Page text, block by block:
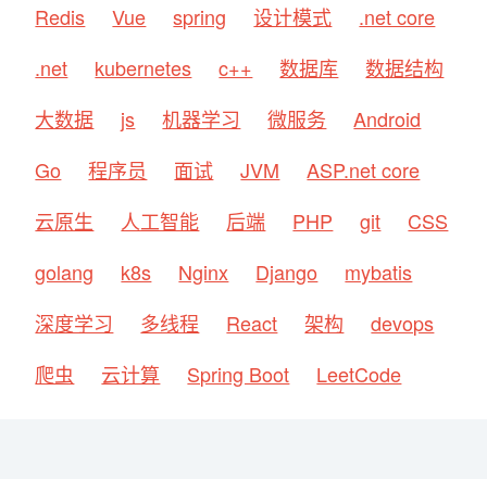
Redis
Vue spring 设计模式
.net core
.net
kubernetes c++ 数据库
数据结构
大数据
js 机器学习 微服务
Android
Go
程序员 面试 JVM
ASP.net core
云原生
人工智能 后端 PHP git
CSS
golang
k8s Nginx Django
mybatis
深度学习
多线程 React 架构
devops
爬虫
云计算 Spring Boot LeetCode